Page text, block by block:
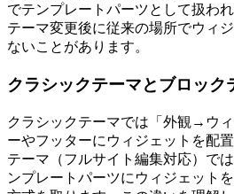
でテンプレートパーツとして扱わ
テーマ変更後に従来の場所でウィ
ないことがあります。
クラシックテーマとブロック
クラシックテーマでは「外観→ウ
ーやフッターにウィジェットを配
テーマ（フルサイト編集対応）で
ンプレートパーツにウィジェット